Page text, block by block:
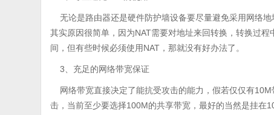
无论是路由器还是硬件防护墙设备要尽量避免采用网络地
其实原因很简单，因为NAT需要对地址来回转换，转换过
间，但有些时候必须使用NAT，那就没有好办法了。
3、充足的网络带宽保证
网络带宽直接决定了能抗受攻击的能力，假若仅仅有
击，当前至少要选择100M的共享带宽，最好的当然是挂在